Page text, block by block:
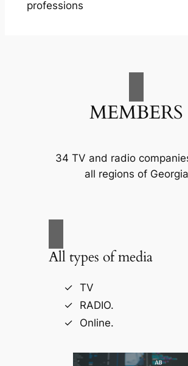
professions
MEMBERS
34 TV and radio
all regions of Georgia
All types of media
TV
RADIO.
Online.